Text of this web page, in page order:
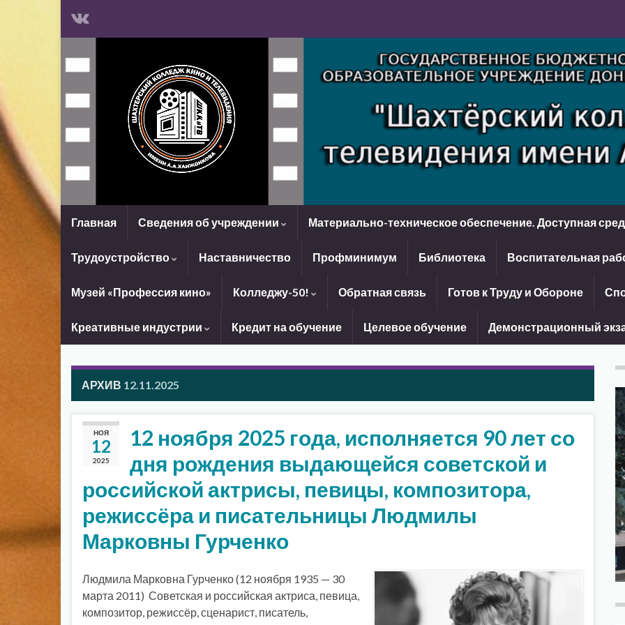
Главная Сведения об учреждении Материально-техническое обеспечение. Доступная
Трудоустройство Наставничество Профминимум Библиотека Воспитательная
Музей «Профессия кино» Колледжу-50! Обратная связь Готов к Труду и Обороне
Креативные индустрии Кредит на обучение Целевое обучение Демонстрационный
АРХИВ 12.11.2025
НОЯ
12
2025
12 ноября 2025 года, исполняется 90 лет со
дня рождения выдающейся советской и
российской актрисы, певицы, композитора,
режиссёра и писательницы Людмилы
Марковны Гурченко
Людмила Марковна Гурченко (12 ноября 1935 — 30
марта 2011) Советская и российская актриса, певица,
композитор, режиссёр, сценарист, писатель,